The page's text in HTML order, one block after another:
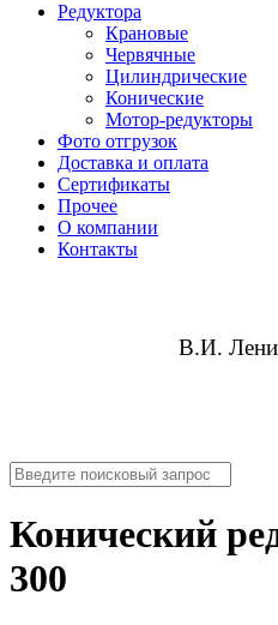
Редуктора
Крановые
Червячные
Цилиндрические
Конические
Мотор-редукторы
Фото отгрузок
Доставка и оплата
Сертификаты
Прочее
О компании
Контакты
В.И.
Конический
300